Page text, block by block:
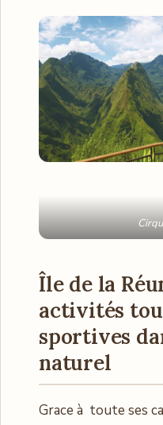
Île de la
activités
sportives
naturel
Grace à toute ses